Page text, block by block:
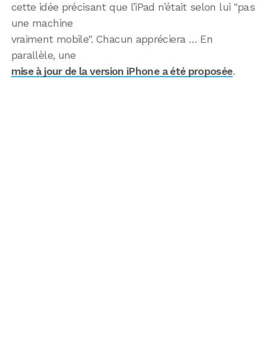
cette idée précisant que l’iPad n’était selon lui "pas
une machine
vraiment mobile". Chacun appréciera … En
parallèle, une
mise à jour de la version iPhone a été proposée.